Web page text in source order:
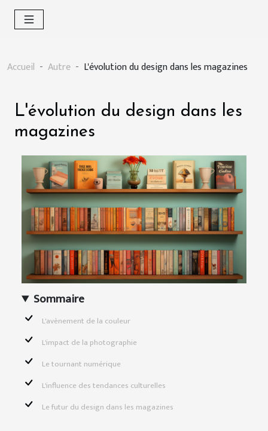
Accueil Autre L'évolution du design dans les magazines
L'évolution du design dans les
magazines
Sommaire
L'avènement de la couleur
L'impact de la photographie
Le tournant numérique
L'influence des tendances culturelles
Le futur du design dans les magazines